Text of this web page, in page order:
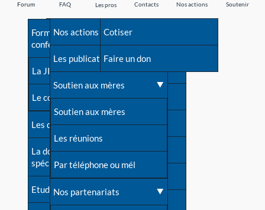
Forum FAQ
Avant la naissance
Les débuts
Une difficulté d'allaitement ?
Cas particuliers
Mythes et vérités
Devenir animatrice ?
Une question sur le site
Les pros
Formations et
conférences
La JIA
Le congrès
Les dossiers de l'allaitement
La documentation
spécialisée
Etudes récentes
Contacts
Besoin d'aide?
Répertoire de tous les
contacts
Contact presse
Dossier de presse
Soutenir LLL
Livre d'or
Forum
Nos actions
Nos actions
Les publications
Soutien aux mères
Soutien aux mères
Les réunions
Par téléphone ou mél
Nos partenariats
Soutenir
Cotiser
Faire un don